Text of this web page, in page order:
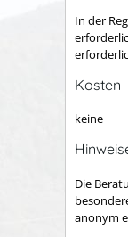
In der
Kosten
keine
Die
anonym